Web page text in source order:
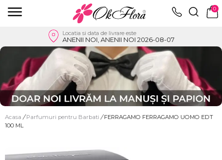
0
Locatia si data de livrare este
ANENII NOI, ANENII NOI 2026-08-07
Acasa / Parfumuri pentru Barbati / FERRAGAMO FERRAGAMO UOMO EDT
100 ML